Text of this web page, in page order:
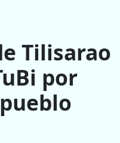
Tilisarao
por